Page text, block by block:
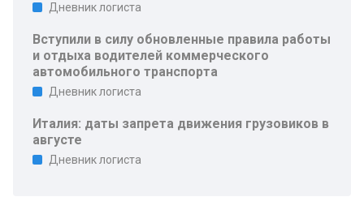
Дневник логиста
Вступили в силу обновленные правила работы
и отдыха водителей коммерческого
автомобильного транспорта
Дневник логиста
Италия: даты запрета движения грузовиков в
августе
Дневник логиста